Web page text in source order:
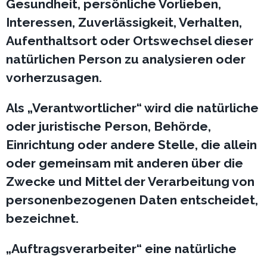
Gesundheit, persönliche Vorlieben,
Interessen, Zuverlässigkeit, Verhalten,
Aufenthaltsort oder Ortswechsel dieser
natürlichen Person zu analysieren oder
vorherzusagen.
Als „Verantwortlicher“ wird die natürliche
oder juristische Person, Behörde,
Einrichtung oder andere Stelle, die allein
oder gemeinsam mit anderen über die
Zwecke und Mittel der Verarbeitung von
personenbezogenen Daten entscheidet,
bezeichnet.
„Auftragsverarbeiter“ eine natürliche